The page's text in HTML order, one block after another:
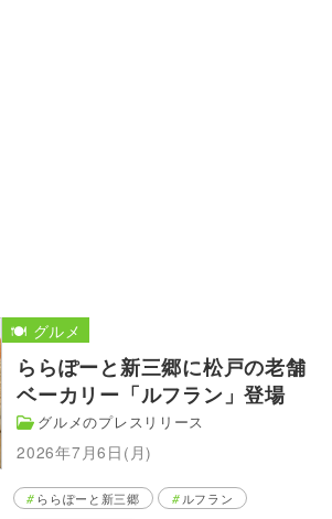
ららぽーと新三郷に松戸の老舗
ベーカリー「ルフラン」登場
グルメのプレスリリース
2026年7月6日(月)
🍽️ グルメ
ららぽーと新三郷
ルフラン